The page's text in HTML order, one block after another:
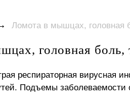
Ломота в мышцах, головная
головная боль,
респираторная вирусная
Подъемы заболеваемости